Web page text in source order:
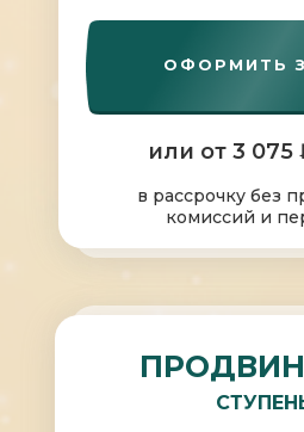
или от 3 075
ОФОРМИТЬ
в рассрочку без
комиссий и